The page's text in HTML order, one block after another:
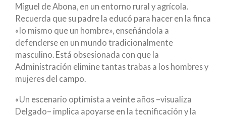
Miguel de Abona, en un entorno rural y agrícola.
Recuerda que su padre la educó para hacer en la finca
«lo mismo que un hombre», enseñándola a
defenderse en un mundo tradicionalmente
masculino. Está obsesionada con que la
Administración elimine tantas trabas a los hombres y
mujeres del campo.
«Un escenario optimista a veinte años –visualiza
Delgado– implica apoyarse en la tecnificación y la